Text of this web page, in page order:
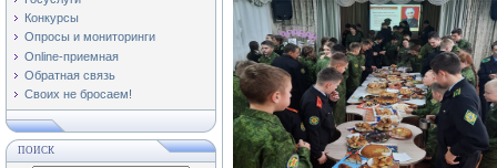
Конкурсы
Опросы и мониторинги
Online-приемная
Обратная связь
Своих не бросаем!
ПОИСК